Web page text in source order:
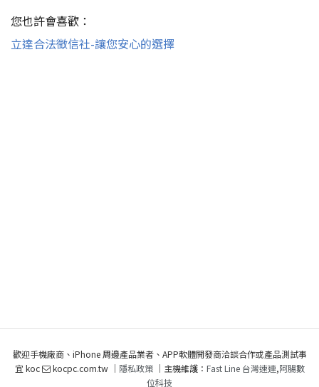
您也許會喜歡：
立達合法徵信社-讓您安心的選擇
歡迎手機廠商、iPhone 周邊產品業者、APP軟體開發商洽談合作或產品測試事
宜 koc
kocpc.com.tw ｜ 隱私政策｜主機維護： Fast Line 台灣速連,阿腸數
位科技